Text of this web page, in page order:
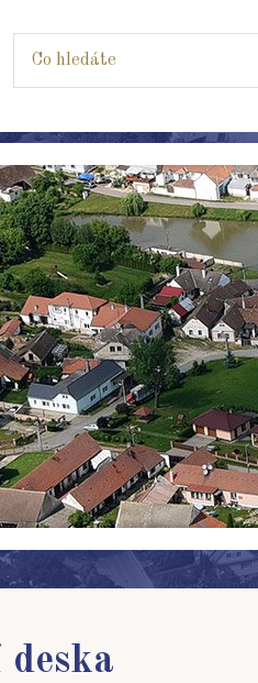
deska